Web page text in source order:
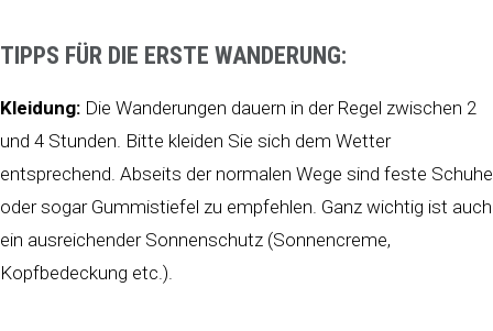
TIPPS FÜR DIE ERSTE WANDERUNG:
Kleidung: Die Wanderungen dauern in der Regel zwischen 2
und 4 Stunden. Bitte kleiden Sie sich dem Wetter
entsprechend. Abseits der normalen Wege sind feste Schuhe
oder sogar Gummistiefel zu empfehlen. Ganz wichtig ist auch
ein ausreichender Sonnenschutz (Sonnencreme,
Kopfbedeckung etc.).